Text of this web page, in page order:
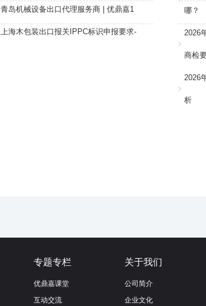
青岛机械设备出口代理服务商 | 优鼎嘉1
上海木包装出口报关IPPC标识申报要求-
哪？
2026
商检
2026
析
专题专栏
优鼎嘉课堂
互动交流
关于我们
公司简介
企业文化